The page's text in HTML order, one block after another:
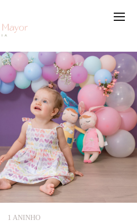
1 ANINHO